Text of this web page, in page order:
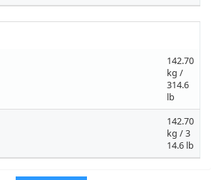
142.70
kg /
314.6
lb
142.70
kg / 3
14.6 lb